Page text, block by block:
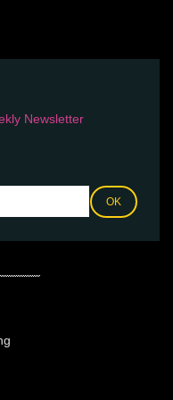
Newsletter
OK